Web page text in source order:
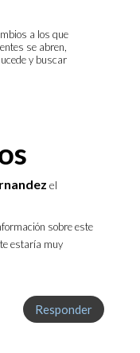
a los que
se abren,
y buscar
el
sobre este
estaría muy
Responder